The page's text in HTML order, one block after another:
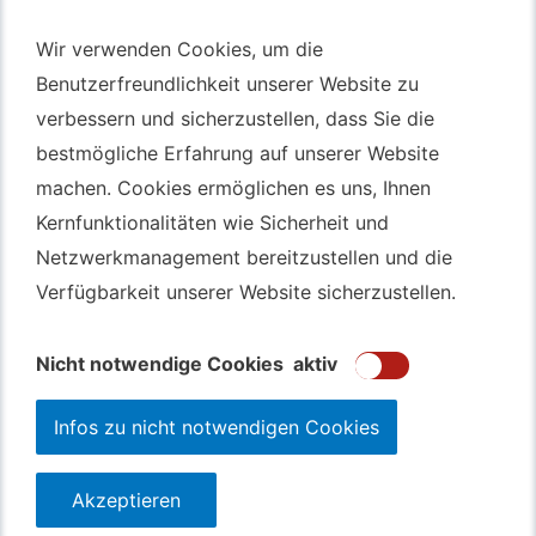
Wir verwenden Cookies, um die
Benutzerfreundlichkeit unserer Website zu
verbessern und sicherzustellen, dass Sie die
bestmögliche Erfahrung auf unserer Website
machen. Cookies ermöglichen es uns, Ihnen
Kernfunktionalitäten wie Sicherheit und
Netzwerkmanagement bereitzustellen und die
Verfügbarkeit unserer Website sicherzustellen.
Nicht notwendige Cookies aktiv
Infos zu nicht notwendigen Cookies
Akzeptieren
Wir verwenden Cookies, um die
Benutzerfreundlichkeit unserer Website zu
verbessern und sicherzustellen, dass Sie die
bestmögliche Erfahrung auf unserer Website
machen. Cookies ermöglichen es uns, Ihnen
Kernfunktionalitäten wie Sicherheit und
Netzwerkmanagement bereitzustellen und die
Verfügbarkeit unserer Website sicherzustellen.
Nicht notwendige Cookies aktiv
Infos zu nicht notwendigen Cookies
Akzeptieren
Autotransport Bochum
Autotransport Düsseldorf
Autotransport Essen
Autoexport Gelsenkirchen
Autoexport Herne
GebrauchtwagenAnkauf Bochum
123autolos.de
Datenschutz